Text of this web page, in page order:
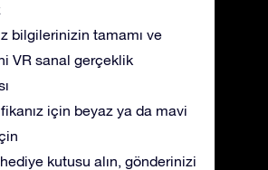
bilgilerinizin tamamı ve
VR sanal gerçeklik
için beyaz ya da mavi
kutusu alın, gönderinizi